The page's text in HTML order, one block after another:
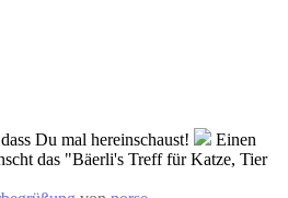
Du mal hereinschaust!
Einen
das "Bäerli's Treff für Katze, Tier